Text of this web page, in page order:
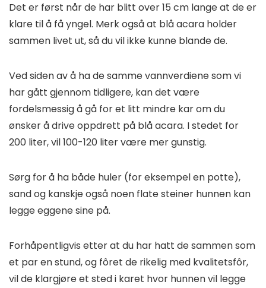
Det er først når de har blitt over 15 cm lange at de er
klare til å få yngel. Merk også at blå acara holder
sammen livet ut, så du vil ikke kunne blande de.
Ved siden av å ha de samme vannverdiene som vi
har gått gjennom tidligere, kan det være
fordelsmessig å gå for et litt mindre kar om du
ønsker å drive oppdrett på blå acara. I stedet for
200 liter, vil 100-120 liter være mer gunstig.
Sørg for å ha både huler (for eksempel en potte),
sand og kanskje også noen flate steiner hunnen kan
legge eggene sine på.
Forhåpentligvis etter at du har hatt de sammen som
et par en stund, og fôret de rikelig med kvalitetsfôr,
vil de klargjøre et sted i karet hvor hunnen vil legge